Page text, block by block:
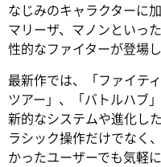
なじみのキャラクターに
マリーザ、マノンといっ
性的なファイターが登場し
最新作では、「ファイテ
ツアー」、「バトルハブ
新的なシステムや進化し
ラシック操作だけでなく
かったユーザーでも気軽